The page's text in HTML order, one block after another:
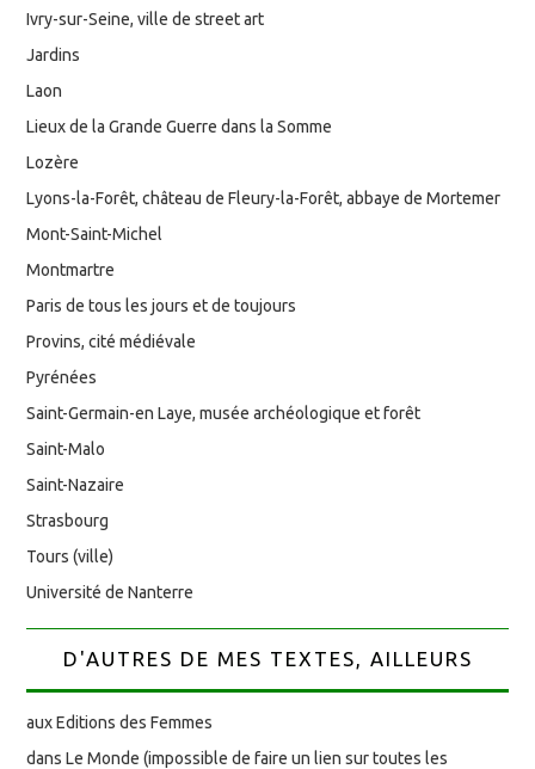
Ivry-sur-Seine, ville de street art
Jardins
Laon
Lieux de la Grande Guerre dans la Somme
Lozère
Lyons-la-Forêt, château de Fleury-la-Forêt, abbaye de Mortemer
Mont-Saint-Michel
Montmartre
Paris de tous les jours et de toujours
Provins, cité médiévale
Pyrénées
Saint-Germain-en Laye, musée archéologique et forêt
Saint-Malo
Saint-Nazaire
Strasbourg
Tours (ville)
Université de Nanterre
D'AUTRES DE MES TEXTES, AILLEURS
aux Editions des Femmes
dans Le Monde (impossible de faire un lien sur toutes les